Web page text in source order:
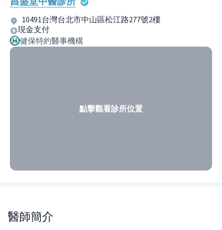
10491台灣台北市中山區松江路277號2樓
現金支付
健保特約醫事機構
點擊觀看診所位置
醫師簡介